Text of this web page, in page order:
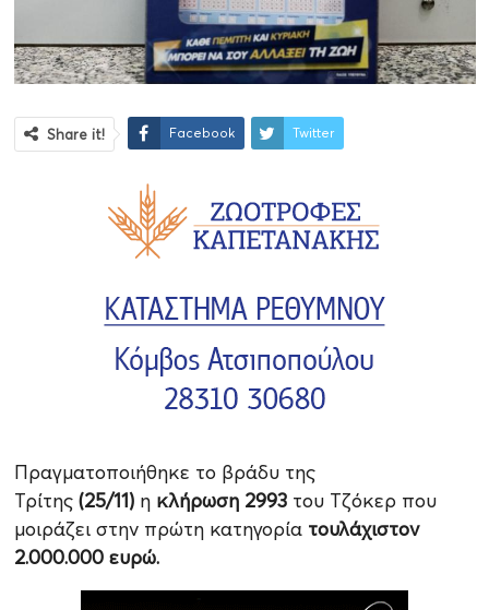
Share it! Facebook Twitter
Πραγματοποιήθηκε το βράδυ της
Τρίτης(25/11)η κλήρωση 2993του Τζόκερ που
μοιράζει στην πρώτη κατηγορία τουλάχιστον
2.000.000 ευρώ.